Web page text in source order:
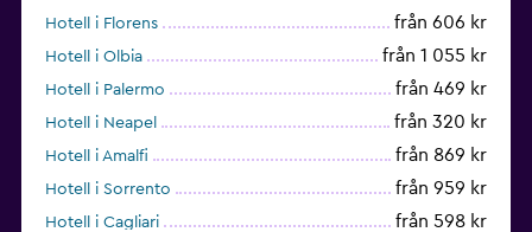
Hotell i Florens från 606 kr
Hotell i Olbia från 1 055 kr
Hotell i Palermo från 469 kr
Hotell i Neapel från 320 kr
Hotell i Amalfi från 869 kr
Hotell i Sorrento från 959 kr
Hotell i Cagliari från 598 kr